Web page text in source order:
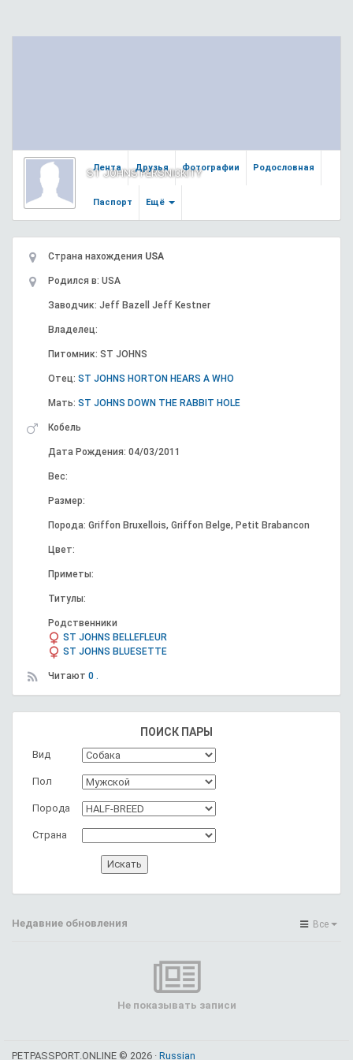
ST JOHNS PERSNICKITY
Лента Друзья Фотографии Родословная
Паспорт Ещё
Страна нахождения USA
Родился в: USA
Заводчик: Jeff Bazell Jeff Kestner
Владелец:
Питомник: ST JOHNS
Отец: ST JOHNS HORTON HEARS A WHO
Мать: ST JOHNS DOWN THE RABBIT HOLE
Кобель
Дата Рождения: 04/03/2011
Вес:
Размер:
Порода: Griffon Bruxellois, Griffon Belge, Petit Brabancon
Цвет:
Приметы:
Титулы:
Родственники
ST JOHNS BELLEFLEUR
ST JOHNS BLUESETTE
Читают 0 .
ПОИСК ПАРЫ
Вид
Пол
Порода
Страна
Недавние обновления Все
Не показывать записи
PETPASSPORT.ONLINE © 2026 · Russian